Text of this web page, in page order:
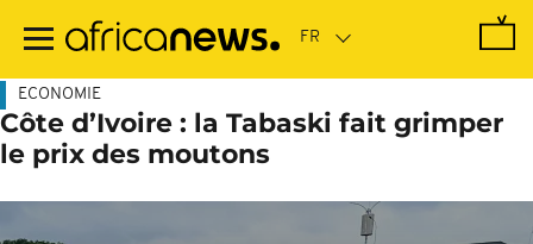
contenu
ECONOMIE
Côte d’Ivoire : la Tabaski fait grimper
le prix des moutons